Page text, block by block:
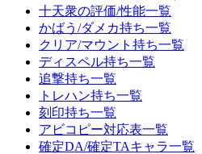
十天衆の評価/性能一覧
かばう/ダメカ持ち一覧
クリア/マウント持ち一覧
ディスペル持ち一覧
追撃持ち一覧
トレハン持ち一覧
刻印持ち一覧
アビコピー対応表一覧
確定DA/確定TAキャラ一覧